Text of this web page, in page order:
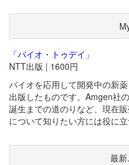
「バイオ・トゥデイ」
NTT出版 | 1600円
バイオを応用して開発中の新
出版したものです。Amgen社
誕生までの道のりなど、現在
について知りたい方には役に
最